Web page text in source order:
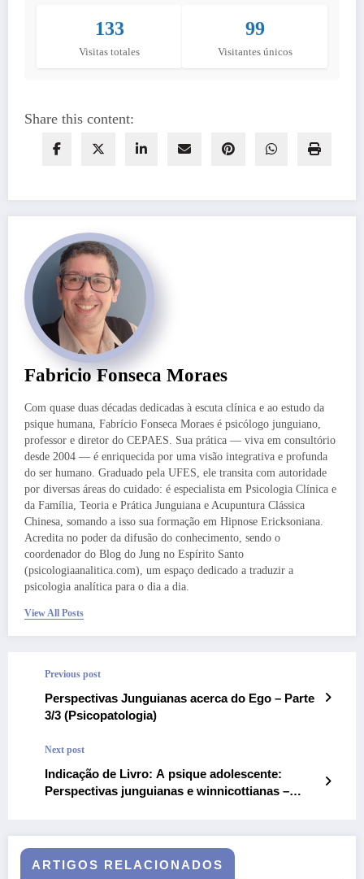
133
Visitas totales
99
Visitantes únicos
Share this content:
Fabricio Fonseca Moraes
Com quase duas décadas dedicadas à escuta clínica e ao estudo da
psique humana, Fabrício Fonseca Moraes é psicólogo junguiano,
professor e diretor do CEPAES. Sua prática — viva em consultório
desde 2004 — é enriquecida por uma visão integrativa e profunda
do ser humano. Graduado pela UFES, ele transita com autoridade
por diversas áreas do cuidado: é especialista em Psicologia Clínica e
da Família, Teoria e Prática Junguiana e Acupuntura Clássica
Chinesa, somando a isso sua formação em Hipnose Ericksoniana.
Acredita no poder da difusão do conhecimento, sendo o
coordenador do Blog do Jung no Espírito Santo
(psicologiaanalitica.com), um espaço dedicado a traduzir a
psicologia analítica para o dia a dia.
View All Posts
Previous post
Perspectivas Junguianas acerca do Ego – Parte
3/3 (Psicopatologia)
Next post
Indicação de Livro: A psique adolescente:
Perspectivas junguianas e winnicottianas –
ARTIGOS RELACIONADOS